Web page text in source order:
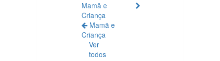
Mamã e
Criança
Mamã e
Criança
Ver
todos